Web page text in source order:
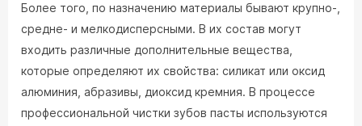
Более того, по назначению материалы бывают крупно-,
средне- и мелкодисперсными. В их состав могут
входить различные дополнительные вещества,
которые определяют их свойства: силикат или оксид
алюминия, абразивы, диоксид кремния. В процессе
профессиональной чистки зубов пасты используются